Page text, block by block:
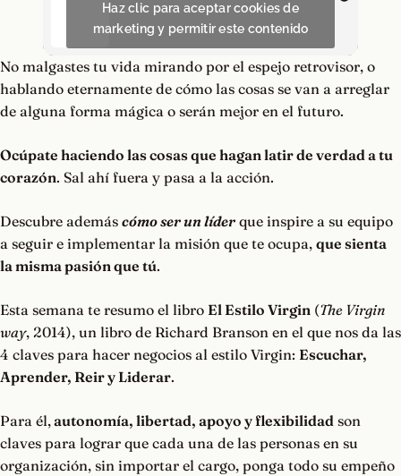
Haz clic para aceptar cookies de
marketing y permitir este contenido
No malgastes tu vida mirando por el espejo retrovisor, o
hablando eternamente de cómo las cosas se van a arreglar
de alguna forma mágica o serán mejor en el futuro.
Ocúpate haciendo las cosas que hagan latir de verdad a tu
corazón. Sal ahí fuera y pasa a la acción.
Descubre además cómo ser un líder que inspire a su equipo
a seguir e implementar la misión que te ocupa, que sienta
la misma pasión que tú.
Esta semana te resumo el libro El Estilo Virgin (The Virgin
way, 2014), un libro de Richard Branson en el que nos da las
4 claves para hacer negocios al estilo Virgin: Escuchar,
Aprender, Reir y Liderar.
Para él,autonomía, libertad, apoyo y flexibilidad son
claves para lograr que cada una de las personas en su
organización, sin importar el cargo, ponga todo su empeño